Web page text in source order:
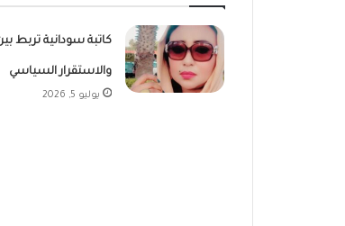
كاتبة سودانية تربط
والاستقرار السياسي
يوليو 5, 2026